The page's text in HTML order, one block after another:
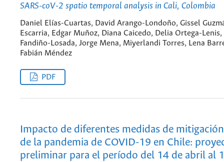
SARS-coV-2 spatio temporal analysis in Cali, Colombia
Daniel Elías-Cuartas, David Arango-Londoño, Gissel
Escarria, Edgar Muñoz, Diana Caicedo, Delia Ortega-
Fandiño-Losada, Jorge Mena, Miyerlandi Torres, Lena
Fabián Méndez
PDF
Impacto de diferentes medidas de
de la pandemia de COVID-19 en Chile:
preliminar para el período del 14 de abril al